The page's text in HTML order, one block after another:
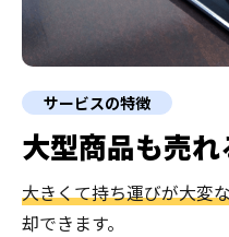
サービスの特徴
大型商品も売れ
大きくて持ち運びが大変
却できます。